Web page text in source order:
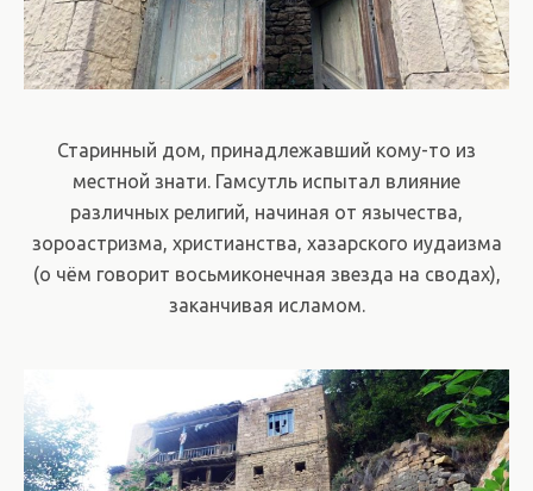
Старинный дом, принадлежавший кому-то из
местной знати. Гамсутль испытал влияние
различных религий, начиная от язычества,
зороастризма, христианства, хазарского иудаизма
(о чём говорит восьмиконечная звезда на сводах),
заканчивая исламом.